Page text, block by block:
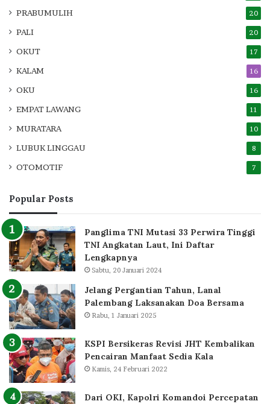
PRABUMULIH 20
PALI 20
OKUT 17
KALAM 16
OKU 16
EMPAT LAWANG 11
MURATARA 10
LUBUK LINGGAU 8
OTOMOTIF 7
Popular Posts
Panglima TNI Mutasi 33 Perwira Tinggi
TNI Angkatan Laut, Ini Daftar
Lengkapnya
Sabtu, 20 Januari 2024
Jelang Pergantian Tahun, Lanal
Palembang Laksanakan Doa Bersama
Rabu, 1 Januari 2025
KSPI Bersikeras Revisi JHT Kembalikan
Pencairan Manfaat Sedia Kala
Kamis, 24 Februari 2022
Dari OKI, Kapolri Komandoi Percepatan